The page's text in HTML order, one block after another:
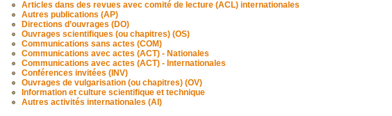
Articles dans des revues avec comité de lecture (ACL) internationales
Autres publications (AP)
Directions d’ouvrages (DO)
Ouvrages scientifiques (ou chapitres) (OS)
Communications sans actes (COM)
Communications avec actes (ACT) - Nationales
Communications avec actes (ACT) - Internationales
Conférences invitées (INV)
Ouvrages de vulgarisation (ou chapitres) (OV)
Information et culture scientifique et technique
Autres activités internationales (AI)